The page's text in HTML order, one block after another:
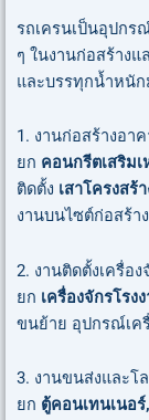
รถเครนเป็นอุปก
ๆ ในงานก่อสร้าง
และบรรทุกน้ำหนัก
1. งานก่อสร้างอา
ยก คอนกรีตเสริมเ
ติดตั้ง เสาโครงสร้
งานบนไซต์ก่อสร้
2. งานติดตั้งเครื่อ
ยก เครื่องจักรโรง
ขนย้าย อุปกรณ์เค
3. งานขนส่งและโ
ยก ตู้คอนเทนเนอ